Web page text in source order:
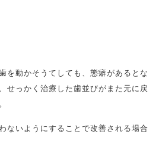
を動かそうてしても、態癖があるとな
せっかく治療した歯並びがまた元に戻
ないようにすることで改善される場合